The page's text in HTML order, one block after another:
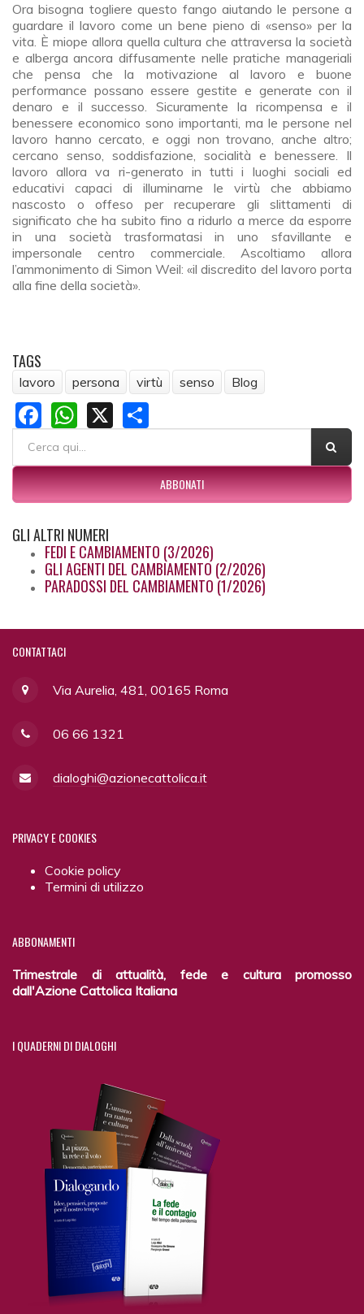
Ora bisogna togliere questo fango aiutando le persone a
guardare il lavoro come un bene pieno di «senso» per la
vita. È miope allora quella cultura che attraversa la società
e alberga ancora diffusamente nelle pratiche manageriali
che pensa che la motivazione al lavoro e buone
performance possano essere gestite e generate con il
denaro e il successo. Sicuramente la ricompensa e il
benessere economico sono importanti, ma le persone nel
lavoro hanno cercato, e oggi non trovano, anche altro;
cercano senso, soddisfazione, socialità e benessere. Il
lavoro allora va ri-generato in tutti i luoghi sociali ed
educativi capaci di illuminarne le virtù che abbiamo
nascosto o offeso per recuperare gli slittamenti di
significato che ha subito fino a ridurlo a merce da esporre
in una società trasformatasi in uno sfavillante e
impersonale centro commerciale. Ascoltiamo allora
l’ammonimento di Simon Weil: «il discredito del lavoro porta
alla fine della società».
TAGS
lavoro persona virtù senso Blog
Facebook
WhatsApp
X
FORM DI RICERCA
ABBONATI
GLIALTRI NUMERI
FEDI E CAMBIAMENTO (3/2026)
GLI AGENTI DEL CAMBIAMENTO (2/2026)
PARADOSSI DEL CAMBIAMENTO (1/2026)
CONTATTACI
Via Aurelia, 481, 00165 Roma
06 66 1321
dialoghi@azionecattolica.it
PRIVACYE COOKIES
Cookie policy
Termini di utilizzo
ABBONAMENTI
Trimestrale di attualità, fede e cultura promosso
dall'Azione Cattolica Italiana
IQUADERNI DI DIALOGHI